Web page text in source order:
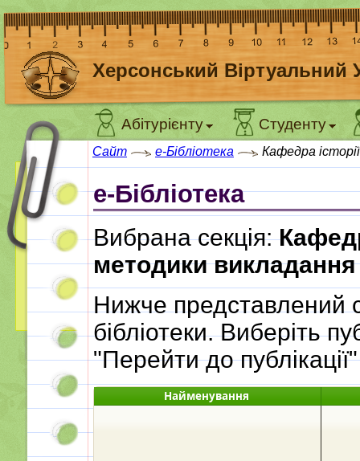
Херсонський Віртуальний
Абітурієнту Студенту
Сайт e-Бібліотека Кафедра
e-Бібліотека
Вибрана секція:
методики викладання
Нижче представлений
бібліотеки. Виберіть
"Перейти до
Найменування